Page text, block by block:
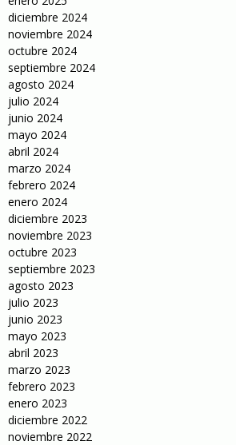
diciembre 2024
noviembre 2024
octubre 2024
septiembre 2024
agosto 2024
julio 2024
junio 2024
mayo 2024
abril 2024
marzo 2024
febrero 2024
enero 2024
diciembre 2023
noviembre 2023
octubre 2023
septiembre 2023
agosto 2023
julio 2023
junio 2023
mayo 2023
abril 2023
marzo 2023
febrero 2023
enero 2023
diciembre 2022
noviembre 2022